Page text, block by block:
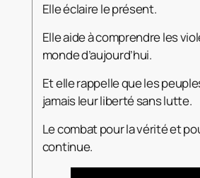
Elle éclaire le présent.
Elle aide à comprendre les
monde d’aujourd’hui.
Et elle rappelle que les
jamais leur liberté sans lutte.
Le combat pour la vérité et
continue.